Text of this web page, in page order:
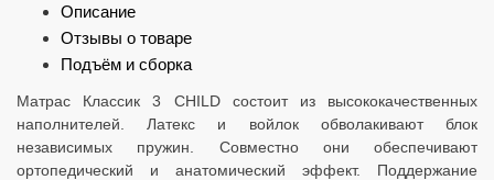
Описание
Отзывы о товаре
Подъём и сборка
Матрас Классик 3 CHILD состоит из высококачественных
наполнителей. Латекс и войлок обволакивают блок
независимых пружин. Совместно они обеспечивают
ортопедический и анатомический эффект. Поддержание